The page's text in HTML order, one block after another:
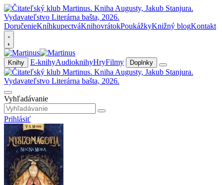
DoručenieKníhkupectváKnihovrátokPoukážkyKnižný blogKontakt
Knihy E-knihyAudioknihyHryFilmy Doplnky
Vyhľadávanie
Prihlásiť